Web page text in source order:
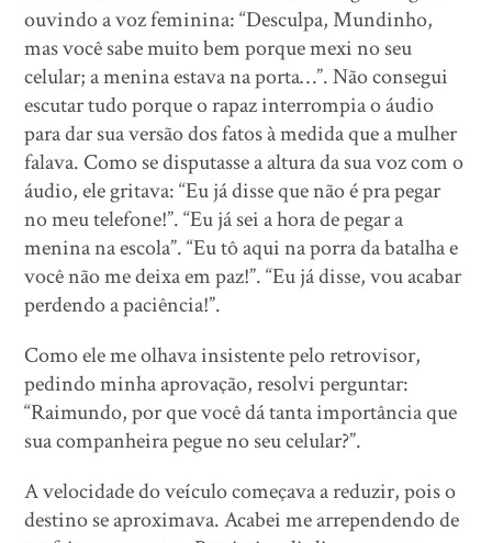
ouvindo a voz feminina: “Desculpa, Mundinho,
mas você sabe muito bem porque mexi no seu
celular; a menina estava na porta…”. Não consegui
escutar tudo porque o rapaz interrompia o áudio
para dar sua versão dos fatos à medida que a mulher
falava. Como se disputasse a altura da sua voz com o
áudio, ele gritava: “Eu já disse que não é pra pegar
no meu telefone!”. “Eu já sei a hora de pegar a
menina na escola”. “Eu tô aqui na porra da batalha e
você não me deixa em paz!”. “Eu já disse, vou acabar
perdendo a paciência!”.
Como ele me olhava insistente pelo retrovisor,
pedindo minha aprovação, resolvi perguntar:
“Raimundo, por que você dá tanta importância que
sua companheira pegue no seu celular?”.
A velocidade do veículo começava a reduzir, pois o
destino se aproximava. Acabei me arrependendo de